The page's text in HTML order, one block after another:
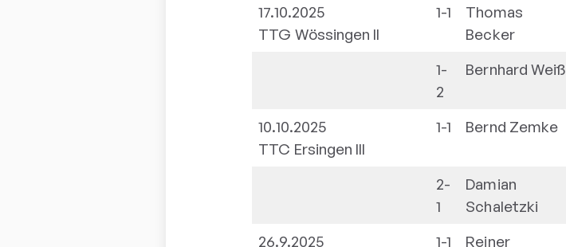
17.10.2025
TTG Wössingen II
1-1
Thomas
Becker
1-
2
Bernhard Weiß
10.10.2025
TTC Ersingen III
1-1 Bernd Zemke
2-
1
Damian
Schaletzki
26.9.2025 1-1 Reiner